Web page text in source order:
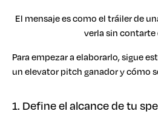
El mensaje es como el tráiler de
verla sin contarte
Para empezar a elaborarlo, sigue
un elevator pitch ganador y cómo
1. Define el alcance de tu